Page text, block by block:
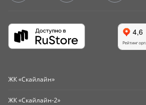
ЖК «Скайлайн»
ЖК «Скайлайн-2»